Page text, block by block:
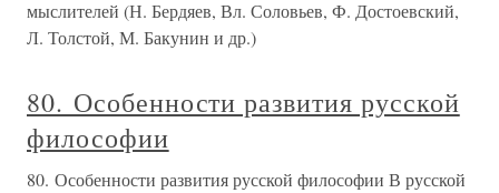
мыслителей (Н. Бердяев, Вл. Соловьев, Ф. Достоевский,
Л. Толстой, М. Бакунин и др.)
80. Особенности развития русской
философии
80. Особенности развития русской философии В русской